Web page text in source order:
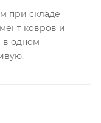
при складе
ковров и
в одном